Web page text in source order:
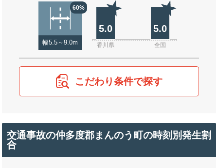
60%
幅5.5～9.0m
5.0 5.0
香川県 全国
こだわり条件で探す
交通事故の仲多度郡まんのう町の時刻別発生割
合